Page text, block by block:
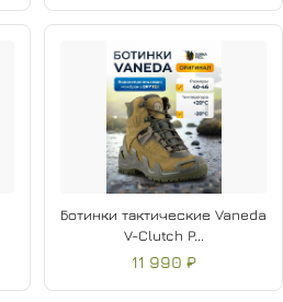
Ботинки тактические Vaneda
V-Clutch P...
11 990 ₽